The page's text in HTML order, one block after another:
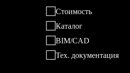
Стоимость
Каталог
BIM/CAD
Тех. документация